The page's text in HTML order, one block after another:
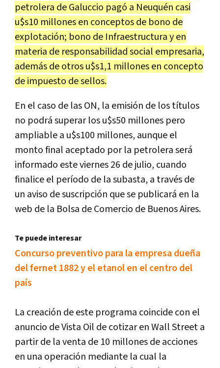
petrolera de Galuccio pagó a Neuquén casi
u$s10 millones en conceptos de bono de
explotación; bono de Infraestructura y en
materia de responsabilidad social empresaria,
además de otros u$s1,1 millones en concepto
de impuesto de sellos.
En el caso de las ON, la emisión de los títulos
no podrá superar los u$s50 millones pero
ampliable a u$s100 millones, aunque el
monto final aceptado por la petrolera será
informado este viernes 26 de julio, cuando
finalice el período de la subasta, a través de
un aviso de suscripción que se publicará en la
web de la Bolsa de Comercio de Buenos Aires.
Te puede interesar
Concurso preventivo para la empresa dueña
del fernet 1882 y el etanol en el centro del
país
La creación de este programa coincide con el
anuncio de Vista Oil de cotizar en Wall Street a
partir de la venta de 10 millones de acciones
en una operación mediante la cual la